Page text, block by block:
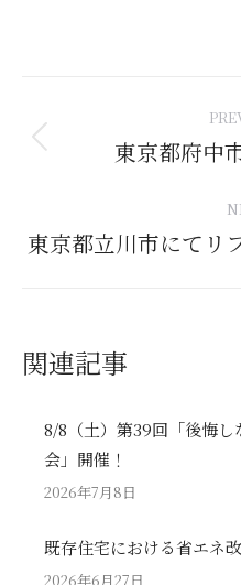
navigation
東京都府中
東京都立川市にてリ
関連記事
8/8（土）第39回「後悔
会」開催！
2026年7月8日
既存住宅における省エネ
2026年6月27日